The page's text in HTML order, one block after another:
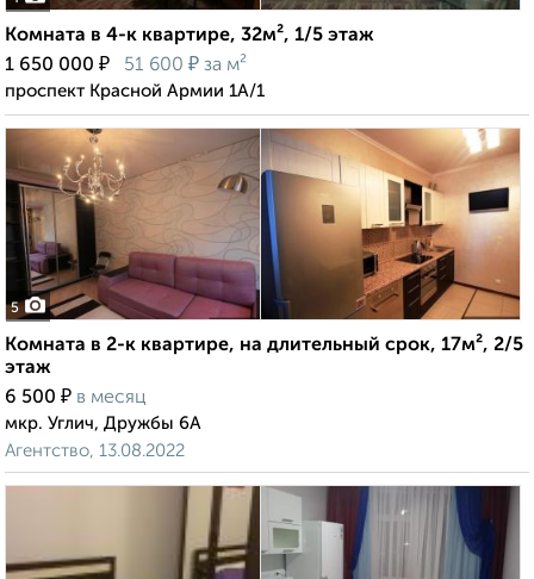
Комната в 4-к квартире, 32м², 1/5 этаж
1 650 000 ₽ 51 600 ₽ за м²
проспект Красной Армии 1А/1
5
Комната в 2-к квартире, на длительный срок, 17м², 2/5
этаж
6 500 ₽ в месяц
мкр. Углич, Дружбы 6А
Агентство, 13.08.2022